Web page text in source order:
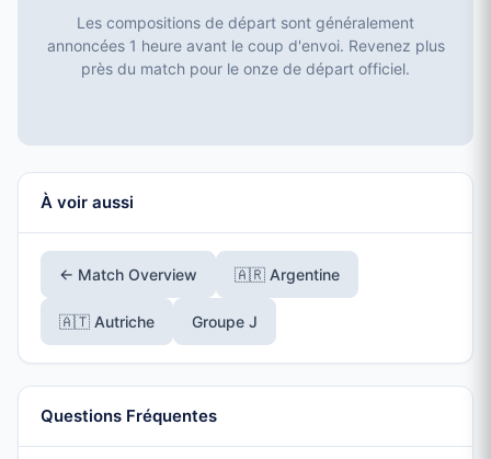
Les compositions de départ sont généralement
annoncées 1 heure avant le coup d'envoi. Revenez plus
près du match pour le onze de départ officiel.
À voir aussi
← Match Overview 🇦🇷 Argentine
🇦🇹 Autriche Groupe J
Questions Fréquentes